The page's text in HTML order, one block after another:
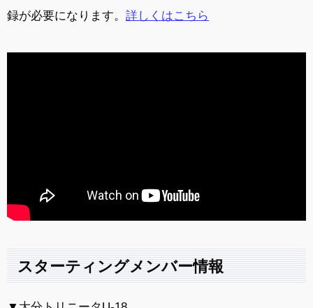
録が必要になります。 詳しくはこちら
スターティングメンバー情報